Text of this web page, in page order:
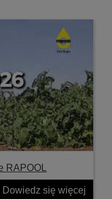
RAPOOL
Dowiedz się więcej